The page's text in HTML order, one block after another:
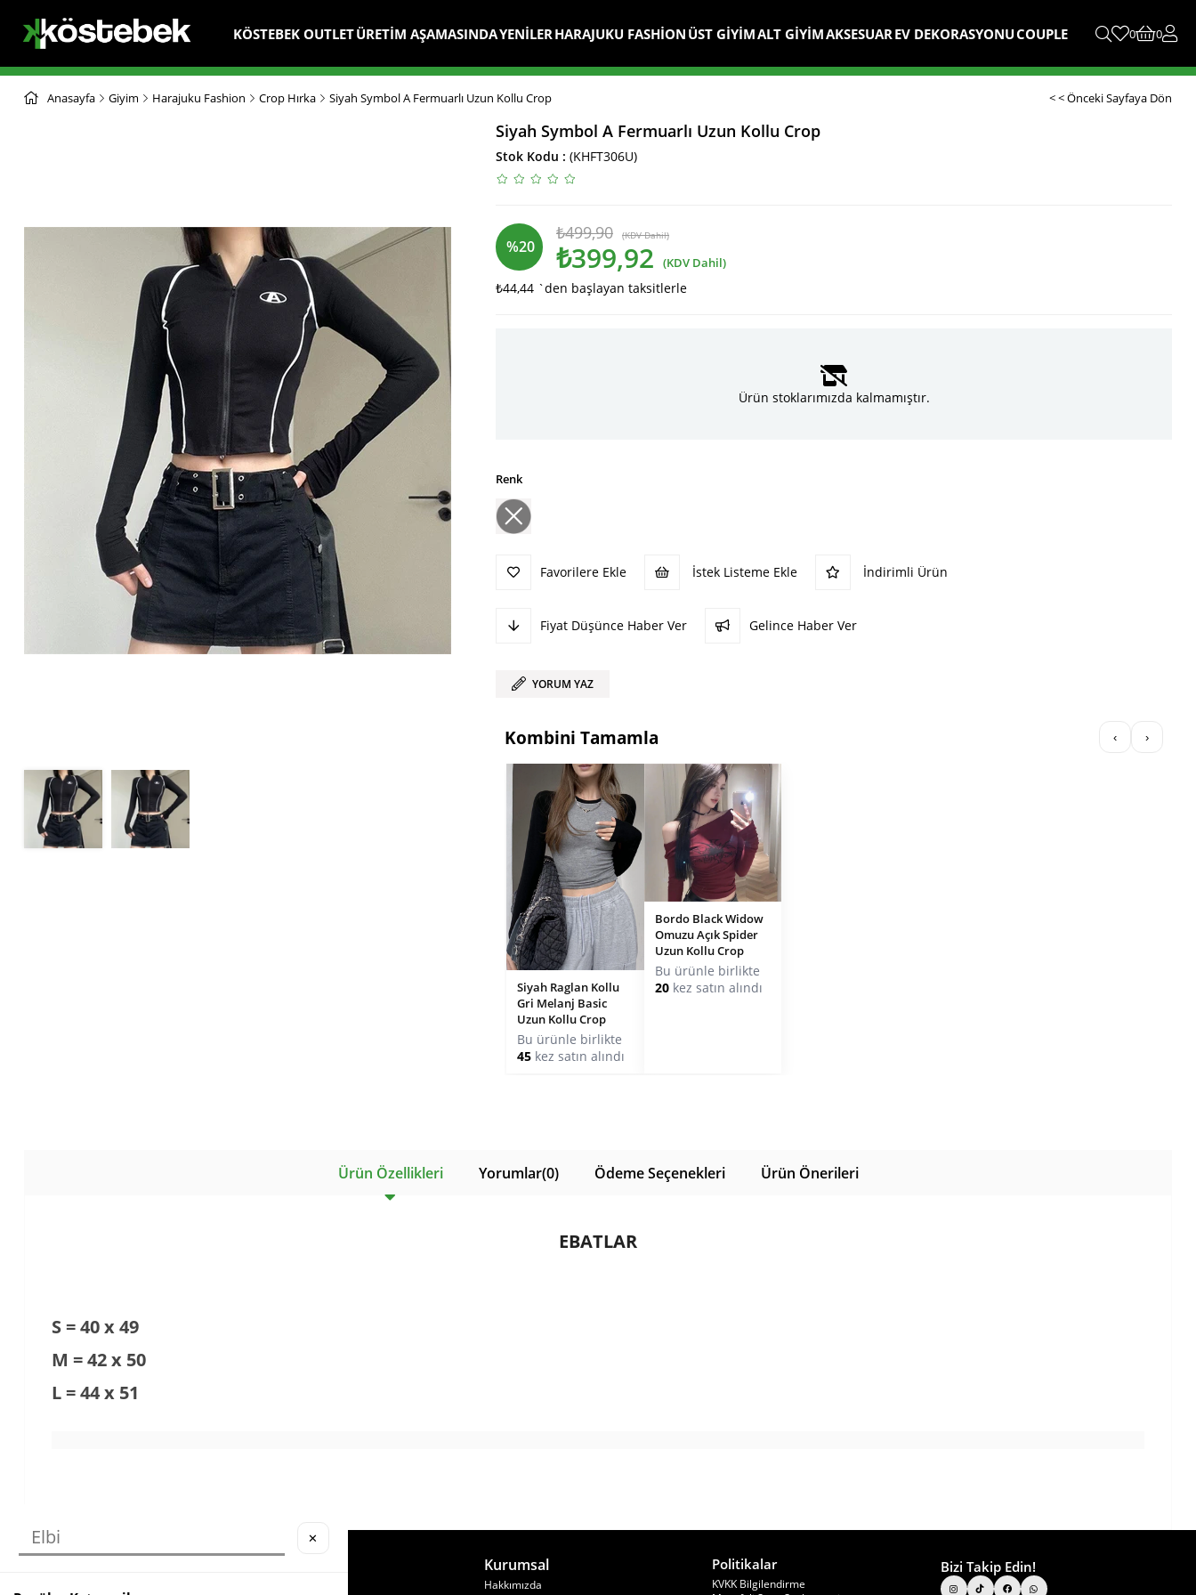
KÖSTEBEK OUTLETÜRETİM AŞAMASINDAYENİLER HARAJUKU FASHİON ÜST GİYİMALT GİYİMAKSESUAR EV DEKORASYONUCOUPLE 0 0
Anasayfa Giyim Harajuku Fashion Crop Hırka Siyah Symbol A Fermuarlı Uzun Kollu Crop < < Önceki Sayfaya Dön
Siyah Symbol A Fermuarlı Uzun Kollu Crop
Stok Kodu (KHFT306U)
%20
İndirim
₺499,90 (KDV Dahil)
₺399,92 (KDV Dahil)
₺44,44 `den başlayan taksitlerle
Ürün stoklarımızda kalmamıştır.
Renk
Favorilere Ekle İstek Listeme Ekle İndirimli Ürün
Fiyat Düşünce Haber Ver Gelince Haber Ver
YORUM YAZ
Kombini Tamamla ‹ ›
Siyah Raglan Kollu
Gri Melanj Basic
Uzun Kollu Crop
Bu ürünle birlikte
45 kez satın alındı
Bordo Black Widow
Omuzu Açık Spider
Uzun Kollu Crop
Bu ürünle birlikte
20kez satın alındı
Ürün Özellikleri Yorumlar(0) Ödeme Seçenekleri Ürün Önerileri
EBATLAR
S = 40 x 49
M = 42 x 50
L = 44 x 51
Kurumsal
Hakkımızda
Politikalar
KVKK Bilgilendirme
Bizi Takip Edin!
✕